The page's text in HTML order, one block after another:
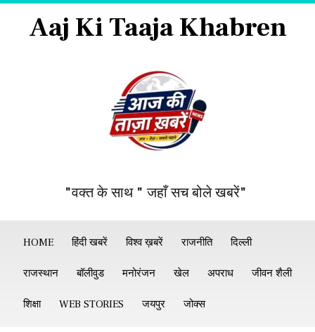
Aaj Ki Taaja Khabren
"वक्त के साथ " जहाँ सच बोले खबरें"
HOME हिंदी खबरें विश्व ख़बरें राजनीति दिल्ली
राजस्थान बॉलीवुड मनोरंजन खेल अपराध जीवन शैली
शिक्षा WEB STORIES जयपुर जोक्स